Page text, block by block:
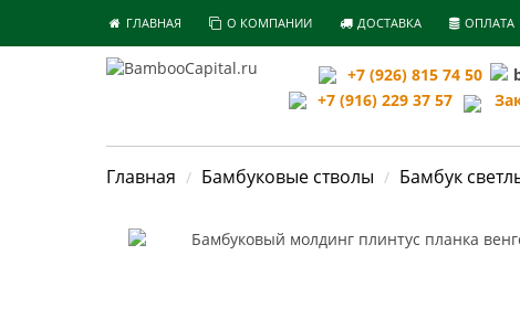
ГЛАВНАЯ О КОМПАНИИ ДОСТАВКА ОПЛАТА
+7 (926) 815 74 50
+7 (916) 229 37 57
Главная Бамбуковые стволы Бамбук